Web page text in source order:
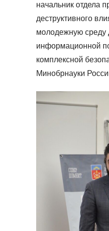
начальник отдела
деструктивного
молодежную среду
информационной
комплексной
Минобрнауки